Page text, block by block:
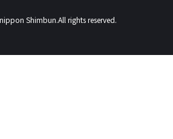
Shimbun.All rights reserved.